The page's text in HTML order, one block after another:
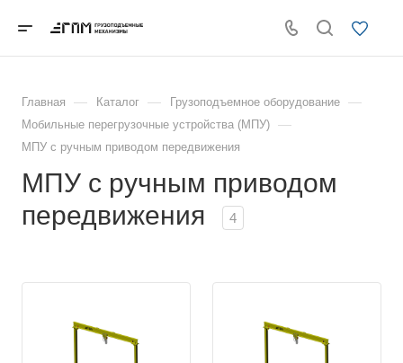
Главная — Каталог — Грузоподъемное оборудование —
Мобильные перегрузочные устройства (МПУ) —
МПУ с ручным приводом передвижения
МПУ с ручным приводом
передвижения
4